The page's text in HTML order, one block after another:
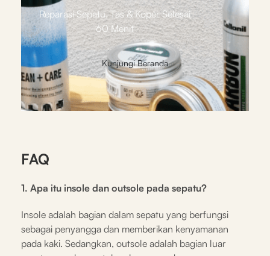
Reparasi Sepatu, Tas & Koper Selesai
60 Menit
Kunjungi Beranda
FAQ
1. Apa itu insole dan outsole pada sepatu?
Insole adalah bagian dalam sepatu yang berfungsi
sebagai penyangga dan memberikan kenyamanan
pada kaki. Sedangkan, outsole adalah bagian luar